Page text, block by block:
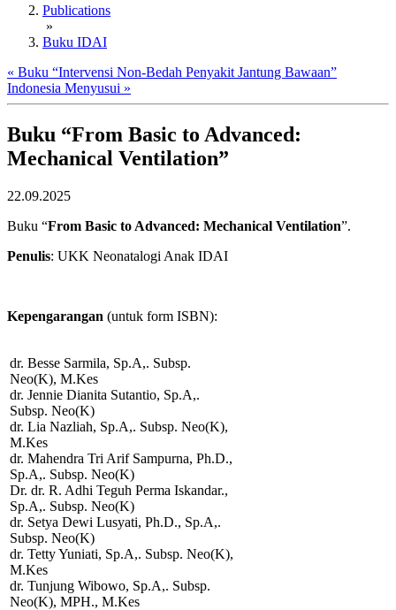
Publications
»
Buku IDAI
« Buku “Intervensi Non-Bedah Penyakit Jantung Bawaan”
Indonesia Menyusui »
Buku “From Basic to Advanced:
Mechanical Ventilation”
22.09.2025
Buku “From Basic to Advanced: Mechanical Ventilation”.
Penulis: UKK Neonatalogi Anak IDAI
Kepengarangan (untuk form ISBN):
dr. Besse Sarmila, Sp.A,. Subsp.
Neo(K), M.Kes
dr. Jennie Dianita Sutantio, Sp.A,.
Subsp. Neo(K)
dr. Lia Nazliah, Sp.A,. Subsp. Neo(K),
M.Kes
dr. Mahendra Tri Arif Sampurna, Ph.D.,
Sp.A,. Subsp. Neo(K)
Dr. dr. R. Adhi Teguh Perma Iskandar.,
Sp.A,. Subsp. Neo(K)
dr. Setya Dewi Lusyati, Ph.D., Sp.A,.
Subsp. Neo(K)
dr. Tetty Yuniati, Sp.A,. Subsp. Neo(K),
M.Kes
dr. Tunjung Wibowo, Sp.A,. Subsp.
Neo(K), MPH., M.Kes